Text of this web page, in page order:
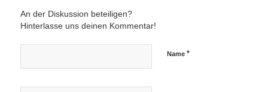
An der Diskussion beteiligen?
Hinterlasse uns deinen Kommentar!
Name *